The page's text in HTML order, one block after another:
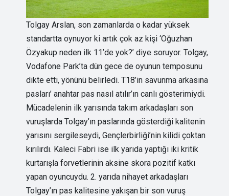
Tolgay Arslan, son zamanlarda o kadar yüksek
standartta oynuyor ki artık çok az kişi ‘Oğuzhan
Özyakup neden ilk 11’de yok?’ diye soruyor. Tolgay,
Vodafone Park’ta dün gece de oyunun temposunu
dikte etti, yönünü belirledi. T18’in savunma arkasına
pasları’ anahtar pas nasıl atılır’ın canlı gösterimiydi.
Mücadelenin ilk yarısında takım arkadaşları son
vuruşlarda Tolgay’ın paslarında gösterdiği kalitenin
yarısını sergileseydi, Gençlerbirliği’nin kilidi çoktan
kırılırdı. Kaleci Fabri ise ilk yarıda yaptığı iki kritik
kurtarışla forvetlerinin aksine skora pozitif katkı
yapan oyuncuydu. 2. yarıda nihayet arkadaşları
Tolgay’ın pas kalitesine yakışan bir son vuruş